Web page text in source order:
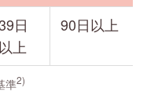
日
以上
90日以上
準2)